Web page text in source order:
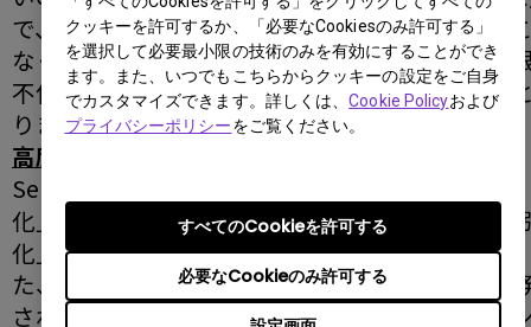
クッキーを許可するか、「必要なCookiesのみ許可する」
を選択して必要最小限の技術のみを有効にすることができ
ます。また、いつでもこちらからクッキーの設定をご自身
でカスタマイズできます。詳しくは、Cookie Policyおよび
プライバシーポリシーをご覧ください。
必要なCookieのみ許可する
すべてのCookieを許可する
で、暗いシーンをより暗く、画像の細部を潰す
なく映し出すことが出来ます。低消費電力、水
不使用により環境にも配慮されたディスプレイ
ります。
高度画像補正技術「Senseye3」搭載
Senseye（センスアイ）は、「コントラスト強
化」､「カラーマネジメント」、「シャープネス
化」の3つの高度な画像補正エンジンで構成され
た、BenQの独自開発による補正技術です。新開
された「Senseye3」では、6種類のアプリケー